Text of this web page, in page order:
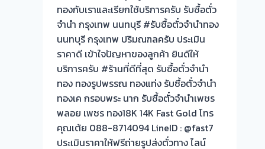
–
รับ
ซื้อ
ตั๋ว
จำนำ
เพชร
พลอย
เครื่อง
ประดับ
ทองกับเราและเรียกใช้บริการครับ รับซื้อตั๋ว
จำนำ กรุงเทพ นนทบุรี #รับซื้อตั๋วจำนำทอง
นนทบุรี กรุงเทพ ปริมณฑลครับ ประเมิน
ราคาดี เข้าใจปัญหาของลูกค้า ยินดีให้
บริการครับ #ร้านที่ดีที่สุด รับซื้อตั๋วจำนำ
ทอง ทองรูปพรรณ ทองแท่ง รับซื้อตั๋วจำนำ
ทองเค กรอบพระ นาก รับซื้อตั๋วจำนำเพชร
พลอย เพชร ทอง18K 14K Fast Gold โทร
คุณเต้ย 088-8714094 LineID : @fast7
ประเมินราคาให้ฟรีถ่ายรูปส่งตั๋วทาง ไลน์